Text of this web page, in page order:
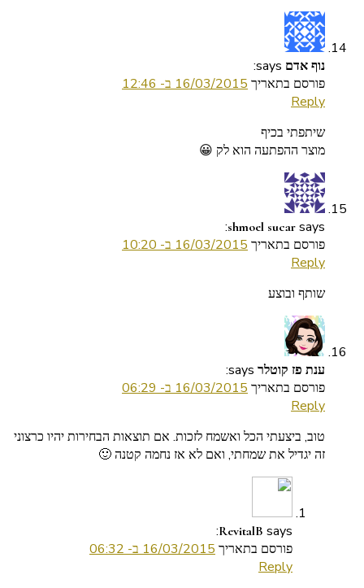
נוף אדם says:
פורסם בתאריך 16/03/2015 ב- 12:46
Reply
שיתפתי בכיף
מוצר ההפתעה הוא לק 😀
shmoel sucar says:
פורסם בתאריך 16/03/2015 ב- 10:20
Reply
שותף ובוצע
ענת פז קוטלר says:
פורסם בתאריך 16/03/2015 ב- 06:29
Reply
טוב, ביצעתי הכל ואשמח לזכות. אם תוצאות הבחירות יהיו כרצוני
זה יגדיל את שמחתי, ואם לא אז נחמה קטנה 🙂
RevitalB says:
פורסם בתאריך 16/03/2015 ב- 06:32
Reply